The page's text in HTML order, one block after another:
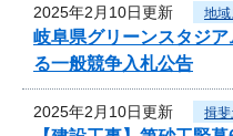
2025年2月10日更新 地
岐阜県グリーンスタジ
る一般競争入札公告
2025年2月10日更新 揖